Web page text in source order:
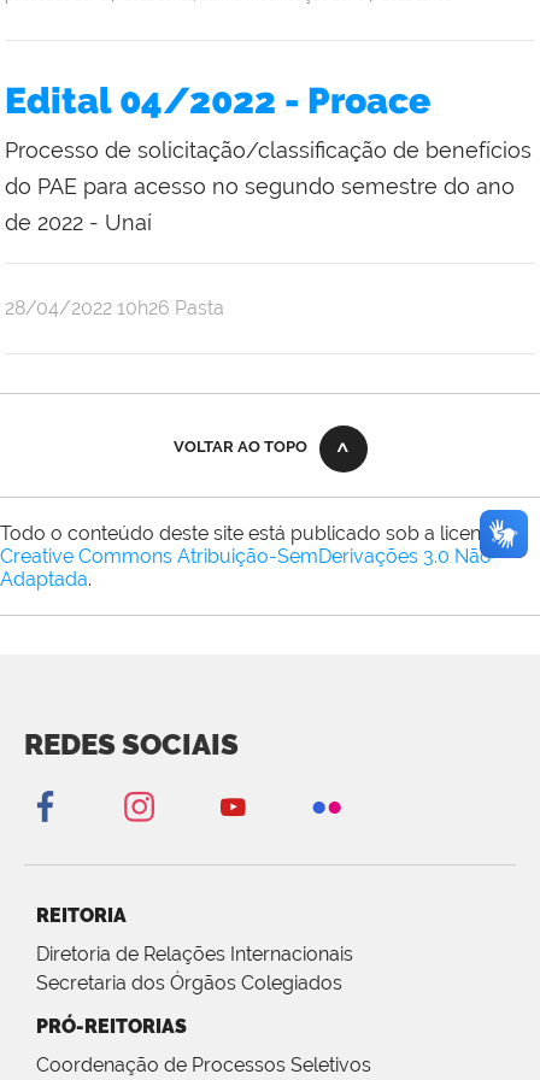
Edital 04/2022 - Proace
Processo de solicitação/classificação de benefícios
do PAE para acesso no segundo semestre do ano
de 2022 - Unaí
publicado
28/04/2022 10h26 Pasta
VOLTAR AO TOPO
Todo o conteúdo deste site está publicado sob a licença
Creative Commons Atribuição-SemDerivações 3.0 Não
Adaptada.
REDES SOCIAIS
REITORIA
Diretoria de Relações Internacionais
Secretaria dos Órgãos Colegiados
PRÓ-REITORIAS
Coordenação de Processos Seletivos